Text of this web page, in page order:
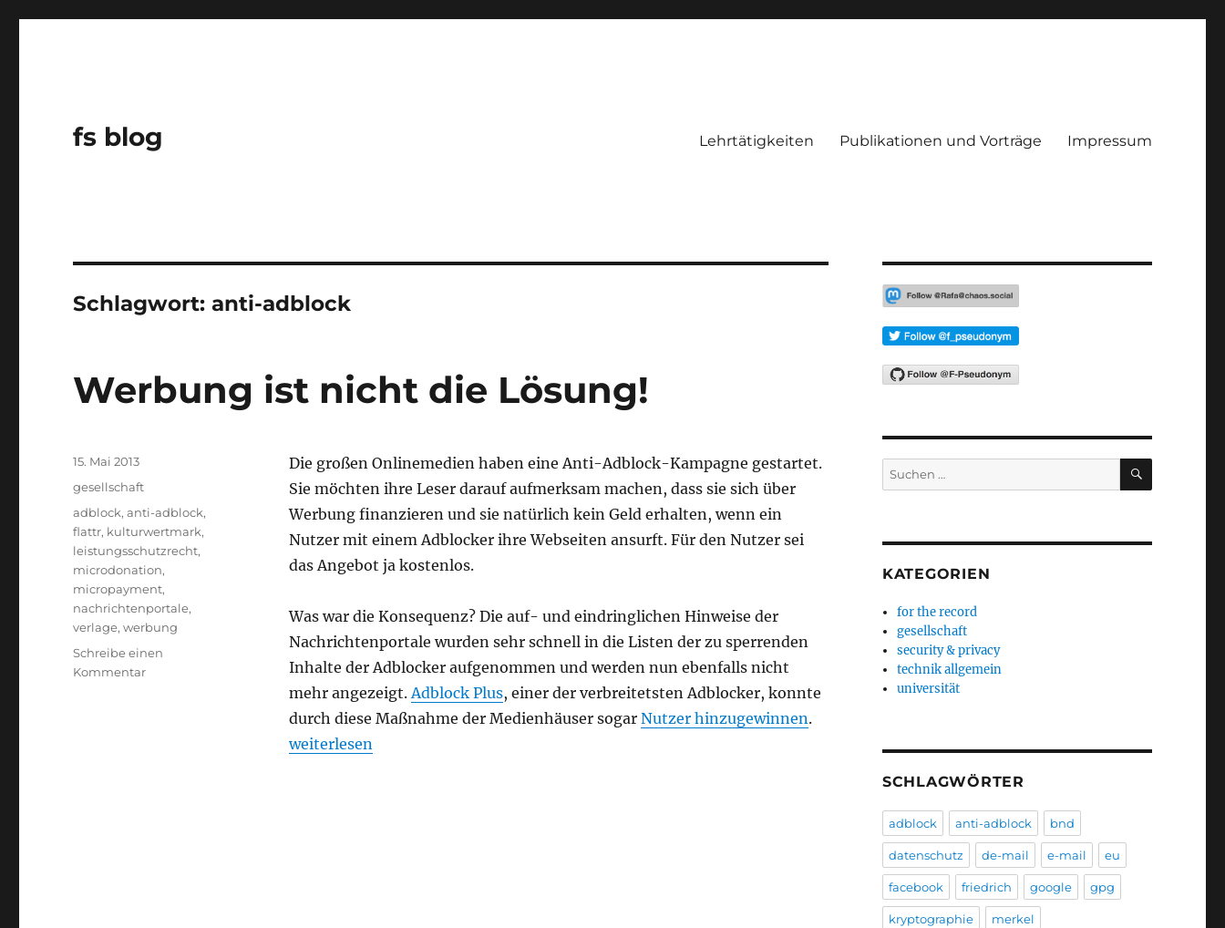
fs blog Lehrtätigkeiten Publikationen und Vorträge Impressum
Schlagwort:anti-adblock
Werbung ist nicht die Lösung!
Die großen Onlinemedien haben eine Anti-Adblock-Kampagne gestartet.
Sie möchten ihre Leser darauf aufmerksam machen, dass sie sich über
Werbung finanzieren und sie natürlich kein Geld erhalten, wenn ein
Nutzer mit einem Adblocker ihre Webseiten ansurft. Für den Nutzer sei
das Angebot ja kostenlos.
Was war die Konsequenz? Die auf- und eindringlichen Hinweise der
Nachrichtenportale wurden sehr schnell in die Listen der zu sperrenden
Inhalte der Adblocker aufgenommen und werden nun ebenfalls nicht
mehr angezeigt.Adblock Plus, einer der verbreitetsten Adblocker, konnte
durch diese Maßnahme der Medienhäuser sogar Nutzer hinzugewinnen.
„Werbung ist nicht die Lösung!“
weiterlesen
Veröffentlicht
15. Mai 2013
Kategorien
gesellschaft
Schlagwörter
adblock,anti-adblock,
flattr, kulturwertmark,
leistungsschutzrecht,
microdonation,
micropayment,
nachrichtenportale,
verlage,werbung
Schreibe einen
Kommentarzu
Suchen
nach:
SUCHEN
KATEGORIEN
for the record
gesellschaft
security & privacy
technik allgemein
universität
SCHLAGWÖRTER
adblock anti-adblock bnd
datenschutz de-mail e-mail eu
facebook friedrich google gpg
kryptographie merkel